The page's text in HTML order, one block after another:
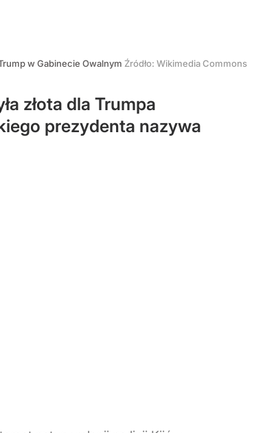
w Gabinecie Owalnym Źródło: Wikimedia Commons
złota dla Trumpa
prezydenta nazywa